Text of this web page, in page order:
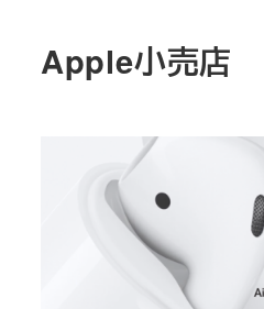
Apple小売店